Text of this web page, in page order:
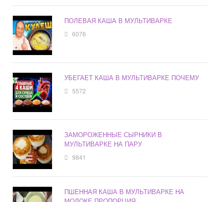
ПОЛЕВАЯ КАША В МУЛЬТИВАРКЕ
6076
УБЕГАЕТ КАША В МУЛЬТИВАРКЕ ПОЧЕМУ
5572
ЗАМОРОЖЕННЫЕ СЫРНИКИ В
МУЛЬТИВАРКЕ НА ПАРУ
9841
ПШЕННАЯ КАША В МУЛЬТИВАРКЕ НА